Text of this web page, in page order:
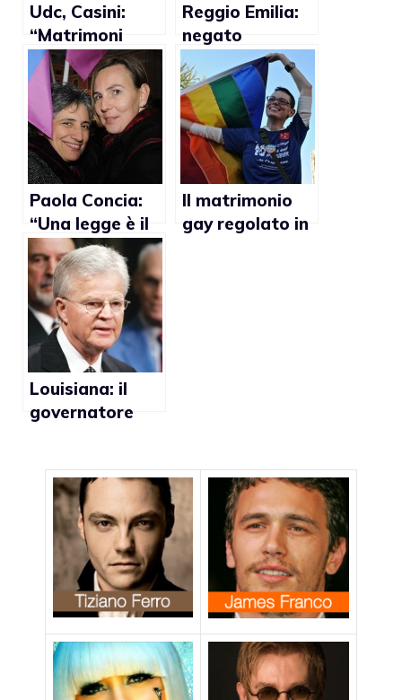
Udc, Casini:
“Matrimoni
gay? Incivili”
Reggio Emilia:
negato
permesso di
soggiorno ad
uruguayano
unito civilmente
con italiano
Paola Concia:
“Una legge è il
primo passo
contro
l’omofobia”
Il matrimonio
gay regolato in
Louisiana: il
governatore
matrimoni gay